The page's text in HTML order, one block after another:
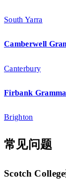
South Yarra
Camberwell
Canterbury
Firbank
Brighton
常见问题
Scotch